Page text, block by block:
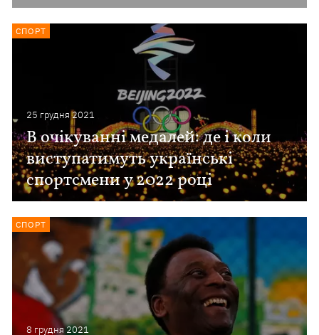
25 грудня 2021
В очікуванні медалей: де і коли
виступатимуть українські
спортсмени у 2022 році
СПОРТ
8 грудня 2021
СПОРТ